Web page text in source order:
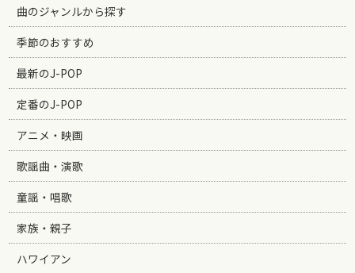
曲のジャンルから探す
季節のおすすめ
最新のJ-POP
定番のJ-POP
アニメ・映画
歌謡曲・演歌
童謡・唱歌
家族・親子
ハワイアン